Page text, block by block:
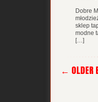
Dobre
sklep
modne
[…]
← OLDER